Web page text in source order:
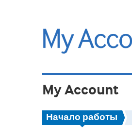
My Account
Начало работы